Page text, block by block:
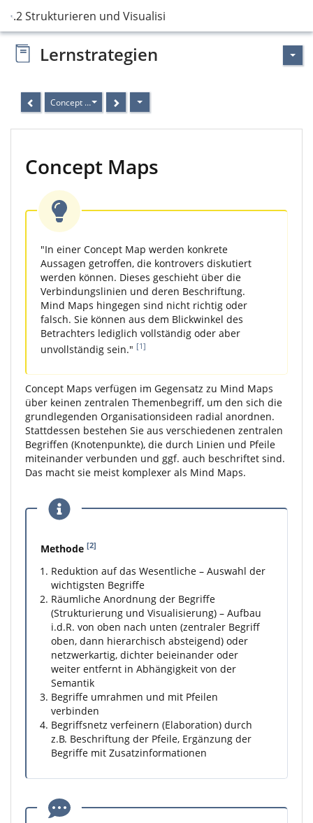
3.2 Strukturieren und Visualisieren
Lernstrategien
Concept Maps
Concept Maps
"In einer Concept Map werden konkrete
Aussagen getroffen, die kontrovers diskutiert
werden können. Dieses geschieht über die
Verbindungslinien und deren Beschriftung.
Mind Maps hingegen sind nicht richtig oder
falsch. Sie können aus dem Blickwinkel des
Betrachters lediglich vollständig oder aber
unvollständig sein." [1]
Concept Maps verfügen im Gegensatz zu Mind Maps
über keinen zentralen Themenbegriff, um den sich die
grundlegenden Organisationsideen radial anordnen.
Stattdessen bestehen Sie aus verschiedenen zentralen
Begriffen (Knotenpunkte), die durch Linien und Pfeile
miteinander verbunden und ggf. auch beschriftet sind.
Das macht sie meist komplexer als Mind Maps.
Methode [2]
Reduktion auf das Wesentliche – Auswahl der
wichtigsten Begriffe
Räumliche Anordnung der Begriffe
(Strukturierung und Visualisierung) – Aufbau
i.d.R. von oben nach unten (zentraler Begriff
oben, dann hierarchisch absteigend) oder
netzwerkartig, dichter beieinander oder
weiter entfernt in Abhängigkeit von der
Semantik
Begriffe umrahmen und mit Pfeilen
verbinden
Begriffsnetz verfeinern (Elaboration) durch
z.B. Beschriftung der Pfeile, Ergänzung der
Begriffe mit Zusatzinformationen